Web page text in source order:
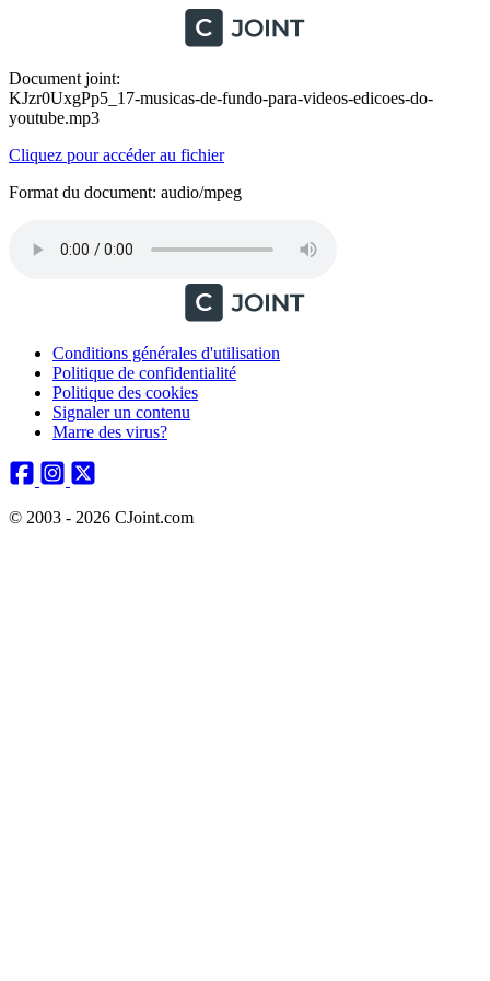
Document joint:
KJzr0UxgPp5_17-musicas-de-fundo-para-videos-edicoes-do-
youtube.mp3
Cliquez pour accéder au fichier
Format du document: audio/mpeg
Conditions générales d'utilisation
Politique de confidentialité
Politique des cookies
Signaler un contenu
Marre des virus?
© 2003 - 2026 CJoint.com